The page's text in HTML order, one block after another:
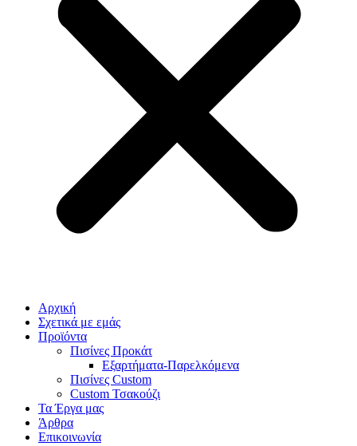
Αρχική
Σχετικά με εμάς
Προϊόντα
Πισίνες Προκάτ
Εξαρτήματα-Παρελκόμενα
Πισίνες Custom
Custom Τσακούζι
Τα Έργα μας
Άρθρα
Επικοινωνία